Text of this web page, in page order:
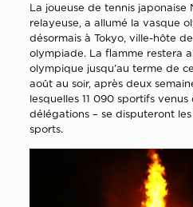
La joueuse de tennis japonaise
relayeuse, a allumé la vasque
désormais à Tokyo, ville-hôte
olympiade. La flamme restera
olympique jusqu’au terme de
août au soir, après deux
lesquelles 11 090 sportifs
délégations – se disputeront
sports.